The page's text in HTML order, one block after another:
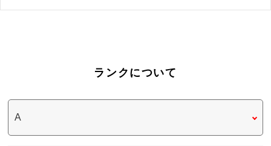
ランクについて